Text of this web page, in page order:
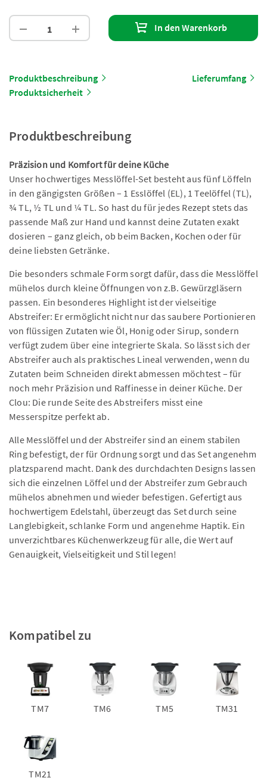
In den Warenkorb
Produktbeschreibung
Lieferumfang
Produktsicherheit
Produktbeschreibung
Präzision und Komfort für deine Küche
Unser hochwertiges Messlöffel-Set besteht aus fünf Löffeln
in den gängigsten Größen – 1 Esslöffel (EL), 1 Teelöffel (TL),
¾ TL, ½ TL und ¼ TL. So hast du für jedes Rezept stets das
passende Maß zur Hand und kannst deine Zutaten exakt
dosieren – ganz gleich, ob beim Backen, Kochen oder für
deine liebsten Getränke.
Die besonders schmale Form sorgt dafür, dass die Messlöffel
mühelos durch kleine Öffnungen von z.B. Gewürzgläsern
passen. Ein besonderes Highlight ist der vielseitige
Abstreifer: Er ermöglicht nicht nur das saubere Portionieren
von flüssigen Zutaten wie Öl, Honig oder Sirup, sondern
verfügt zudem über eine integrierte Skala. So lässt sich der
Abstreifer auch als praktisches Lineal verwenden, wenn du
Zutaten beim Schneiden direkt abmessen möchtest – für
noch mehr Präzision und Raffinesse in deiner Küche. Der
Clou: Die runde Seite des Abstreifers misst eine
Messerspitze perfekt ab.
Alle Messlöffel und der Abstreifer sind an einem stabilen
Ring befestigt, der für Ordnung sorgt und das Set angenehm
platzsparend macht. Dank des durchdachten Designs lassen
sich die einzelnen Löffel und der Abstreifer zum Gebrauch
mühelos abnehmen und wieder befestigen. Gefertigt aus
hochwertigem Edelstahl, überzeugt das Set durch seine
Langlebigkeit, schlanke Form und angenehme Haptik. Ein
unverzichtbares Küchenwerkzeug für alle, die Wert auf
Genauigkeit, Vielseitigkeit und Stil legen!
Kompatibel zu
TM7 TM6 TM5 TM31
TM21